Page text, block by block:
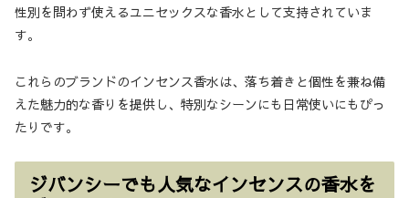
性別を問わず使えるユニセックスな香水として支持されていま
す。
これらのブランドのインセンス香水は、落ち着きと個性を兼ね備
えた魅力的な香りを提供し、特別なシーンにも日常使いにもぴっ
たりです。
ジバンシーでも人気なインセンスの香水を